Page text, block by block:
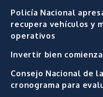
Policía Nacional
recupera vehículos y
operativos
Invertir bien
Consejo Nacional de
cronograma para